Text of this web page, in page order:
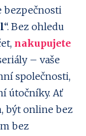
bezpečnosti
“. Bez ohledu
nakupujete
– vaše
společnosti,
útočníky. Ať
být online bez
bez